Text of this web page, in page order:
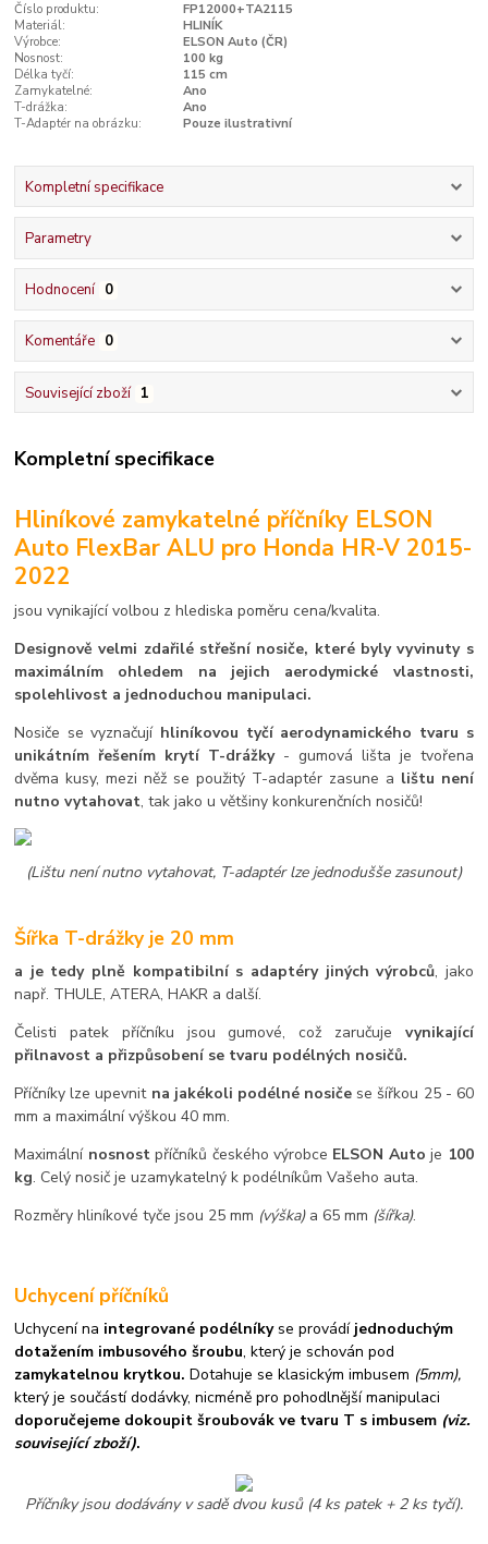
Číslo produktu:
FP12000+TA2115
Materiál:
HLINÍK
Výrobce:
ELSON Auto (ČR)
Nosnost:
100 kg
Délka tyčí:
115 cm
Zamykatelné:
Ano
T-drážka:
Ano
T-Adaptér na obrázku:
Pouze ilustrativní
Kompletní specifikace
Parametry
Hodnocení 0
Komentáře 0
Související zboží 1
Kompletní specifikace
Hliníkové zamykatelné příčníky ELSON
Auto FlexBar ALU pro Honda HR-V 2015-
2022
jsou vynikající volbou z hlediska poměru cena/kvalita.
Designově velmi zdařilé střešní nosiče, které byly vyvinuty s
maximálním ohledem na jejich aerodymické vlastnosti,
spolehlivost a jednoduchou manipulaci.
Nosiče se vyznačují hliníkovou tyčí aerodynamického tvaru s
unikátním řešením krytí T-drážky- gumová lišta je tvořena
dvěma kusy, mezi něž se použitý T-adaptér zasune a lištu není
nutno vytahovat, tak jako u většiny konkurenčních nosičů!
(Lištu není nutno vytahovat, T-adaptér lze jednodušše zasunout)
Šířka T-drážky je 20 mm
a je tedy plně kompatibilní s adaptéry jiných výrobců, jako
např. THULE, ATERA, HAKR a další.
Čelisti patek příčníku jsou gumové, což zaručuje vynikající
přilnavost a přizpůsobení se tvaru podélných nosičů.
Příčníky lze upevnit na jakékoli podélné nosiče se šířkou 25 - 60
mm a maximální výškou 40 mm.
Maximální nosnostpříčníků českého výrobce ELSON Autoje 100
kg. Celý nosič je uzamykatelný k podélníkům Vašeho auta.
Rozměry hliníkové tyče jsou 25 mm (výška)a 65 mm (šířka).
Uchycení příčníků
Uchycení na integrované podélníkyse provádí jednoduchým
dotažením imbusového šroubu, který je schován pod
zamykatelnou krytkou.Dotahuje se klasickým imbusem (5mm),
který je součástí dodávky, nicméně pro pohodlnější manipulaci
doporučejeme dokoupit šroubovák ve tvaru T s imbusem (viz.
související zboží).
Příčníky jsou dodávány v sadě dvou kusů (4 ks patek + 2 ks tyčí).